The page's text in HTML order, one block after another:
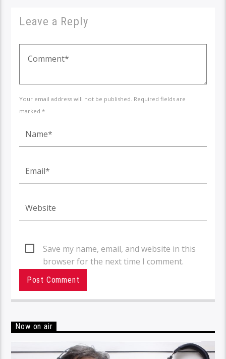
Leave a Reply
Your email address will not be published. Required fields are
marked *
Save my name, email, and website in this
browser for the next time I comment.
Now on air